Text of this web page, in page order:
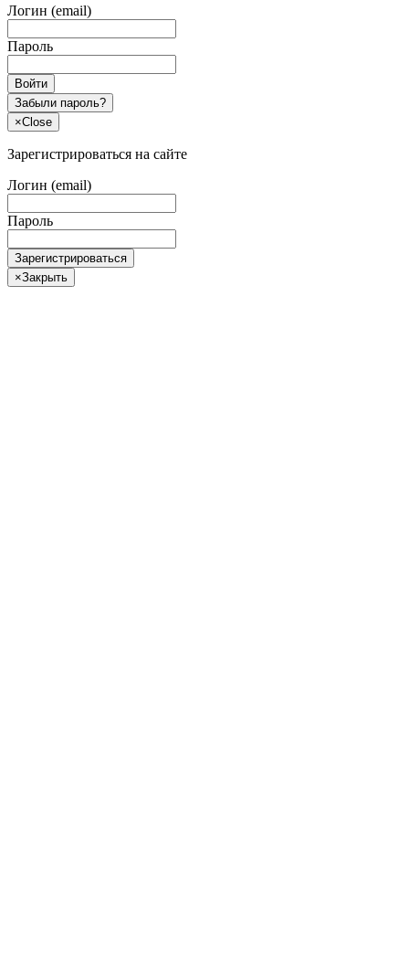
Логин (email)
Пароль
Войти
Забыли пароль?
×Close
Зарегистрироваться на сайте
Логин (email)
Пароль
Зарегистрироваться
×Закрыть